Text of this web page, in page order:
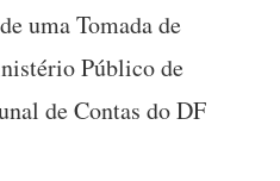
uma Tomada de
Público de
de Contas do DF